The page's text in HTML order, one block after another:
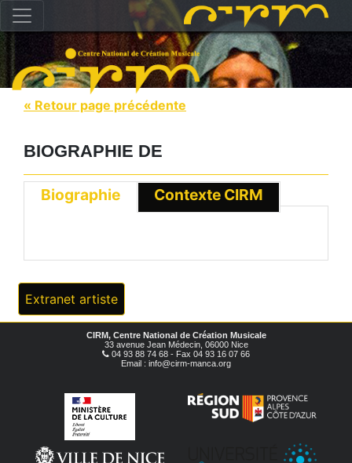
« Retour page précédente
BIOGRAPHIE DE
Biographie Contexte CIRM
Extranet artiste
CIRM, Centre National de Création Musicale
33 avenue Jean Médecin, 06000 Nice
04 93 88 74 68 - Fax 04 93 16 07 66
Email : info@cirm-manca.org